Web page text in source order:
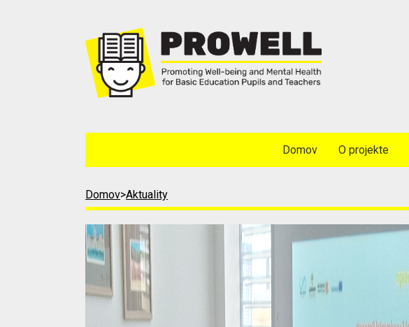
Domov O projekte
Domov>Aktuality